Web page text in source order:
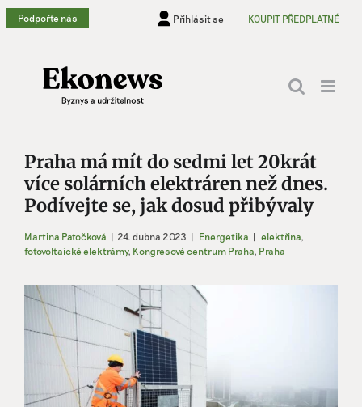
Přeskočit
na
Podpořte nás Přihlásit se KOUPIT PŘEDPLATNÉ
Praha má mít do sedmi let 20krát
více solárních elektráren než dnes.
Podívejte se, jak dosud přibývaly
Martina Patočková | 24. dubna 2023 | Energetika | elektřina,
fotovoltaické elektrárny, Kongresové centrum Praha, Praha
Zobrazit
větší
obrázek